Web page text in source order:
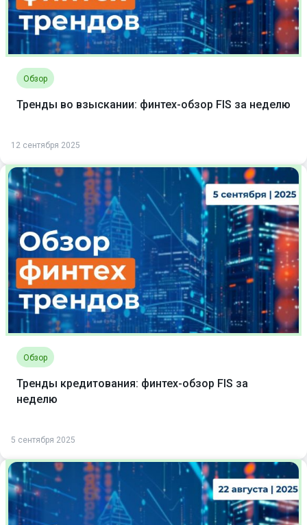
Обзор
Тренды во взыскании: финтех-обзор FIS за неделю
12 сентября 2025
Обзор
Тренды кредитования: финтех-обзор FIS за
неделю
5 сентября 2025